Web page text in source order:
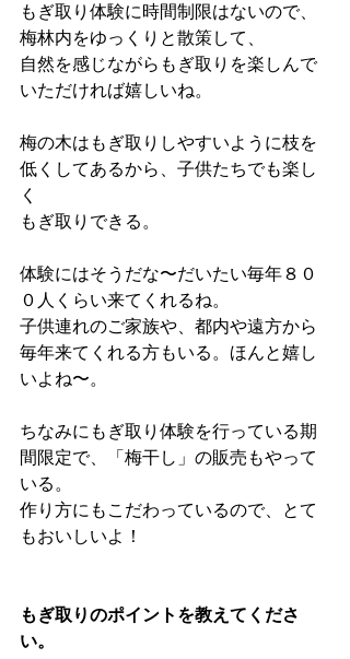
もぎ取り体験に時間制限はないので、
梅林内をゆっくりと散策して、
自然を感じながらもぎ取りを楽しんで
いただければ嬉しいね。
梅の木はもぎ取りしやすいように枝を
低くしてあるから、子供たちでも楽し
く
もぎ取りできる。
体験にはそうだな〜だいたい毎年８０
０人くらい来てくれるね。
子供連れのご家族や、都内や遠方から
毎年来てくれる方もいる。ほんと嬉し
いよね〜。
ちなみにもぎ取り体験を行っている期
間限定で、「梅干し」の販売もやって
いる。
作り方にもこだわっているので、とて
もおいしいよ！
もぎ取りのポイントを教えてくださ
い。